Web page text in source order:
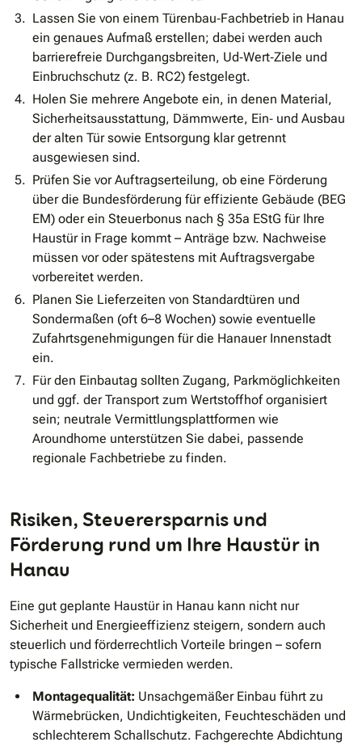
Lassen Sie von einem Türenbau‐Fachbetrieb in Hanau
ein genaues Aufmaß erstellen; dabei werden auch
barrierefreie Durchgangsbreiten, Ud‐Wert‐Ziele und
Einbruchschutz (z. B. RC2) festgelegt.
Holen Sie mehrere Angebote ein, in denen Material,
Sicherheitsausstattung, Dämmwerte, Ein‐ und Ausbau
der alten Tür sowie Entsorgung klar getrennt
ausgewiesen sind.
Prüfen Sie vor Auftragserteilung, ob eine Förderung
über die Bundesförderung für effiziente Gebäude (BEG
EM) oder ein Steuerbonus nach § 35a EStG für Ihre
Haustür in Frage kommt – Anträge bzw. Nachweise
müssen vor oder spätestens mit Auftragsvergabe
vorbereitet werden.
Planen Sie Lieferzeiten von Standardtüren und
Sondermaßen (oft 6–8 Wochen) sowie eventuelle
Zufahrtsgenehmigungen für die Hanauer Innenstadt
ein.
Für den Einbautag sollten Zugang, Parkmöglichkeiten
und ggf. der Transport zum Wertstoffhof organisiert
sein; neutrale Vermittlungsplattformen wie
Aroundhome unterstützen Sie dabei, passende
regionale Fachbetriebe zu finden.
Risiken, Steuerersparnis und
Förderung rund um Ihre Haustür in
Hanau
Eine gut geplante Haustür in Hanau kann nicht nur
Sicherheit und Energieeffizienz steigern, sondern auch
steuerlich und förderrechtlich Vorteile bringen – sofern
typische Fallstricke vermieden werden.
Montagequalität: Unsachgemäßer Einbau führt zu
Wärmebrücken, Undichtigkeiten, Feuchteschäden und
schlechterem Schallschutz. Fachgerechte Abdichtung